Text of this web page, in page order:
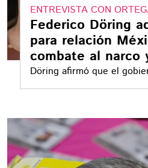
ENTREVISTA CON
Federico Döring
para relación
combate al narco
Döring afirmó que el
un doble criterio en la